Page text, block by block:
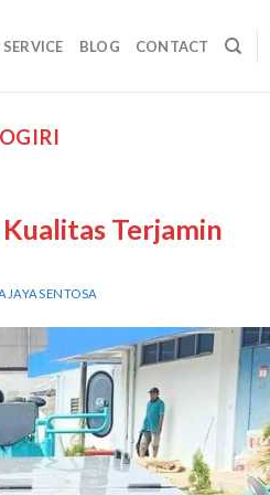
SERVICE BLOG CONTACT
Kualitas Terjamin